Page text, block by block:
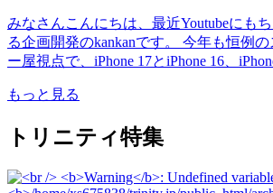
みなさんこんにちは、最近Youtubeにも
る企画開発のkankanです。 今年も恒例
ー屋視点で、iPhone 17とiPhone 16、
もっと見る
トリニティ特集